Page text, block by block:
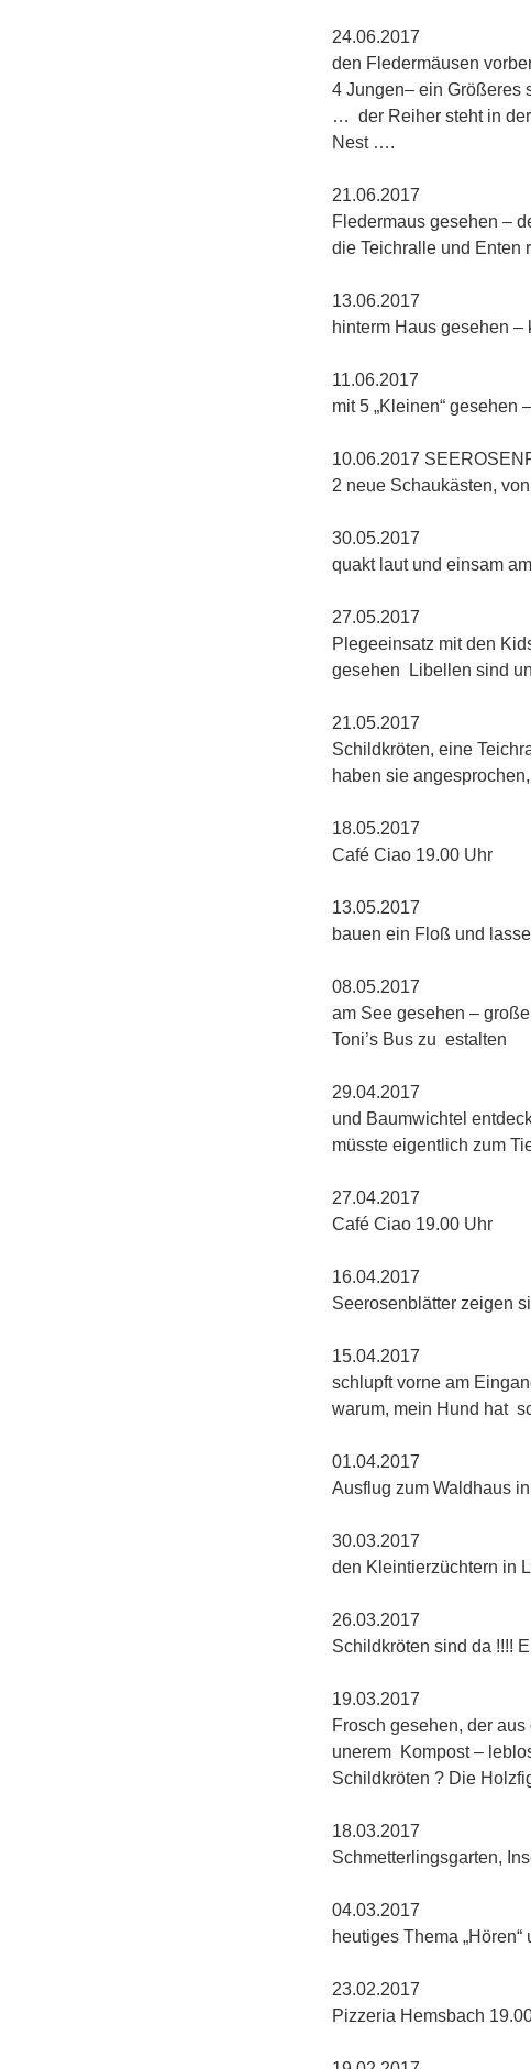
den
4 Jungen– ein Größeres
… der Reiher steht in
Nest ….
Fledermaus gesehen –
die Teichralle und Enten
hinterm Haus gesehen
mit 5 „Kleinen“
2 neue Schaukästen,
quakt laut und einsam
Plegeeinsatz mit
gesehen Libellen sind
Schildkröten, eine
haben sie
Café Ciao 19.00 Uhr
bauen ein Floß und
am See gesehen –
Toni’s Bus zu estalten
und Baumwichtel
müsste eigentlich zum
Café Ciao 19.00 Uhr
Seerosenblätter zeigen
schlupft vorne am
warum, mein Hund hat
Ausflug zum Waldhaus
den Kleintierzüchtern in
Schildkröten sind da !!!!
Frosch gesehen, der
unerem Kompost –
Schildkröten ? Die
Schmetterlingsgarten,
heutiges Thema
Pizzeria Hemsbach